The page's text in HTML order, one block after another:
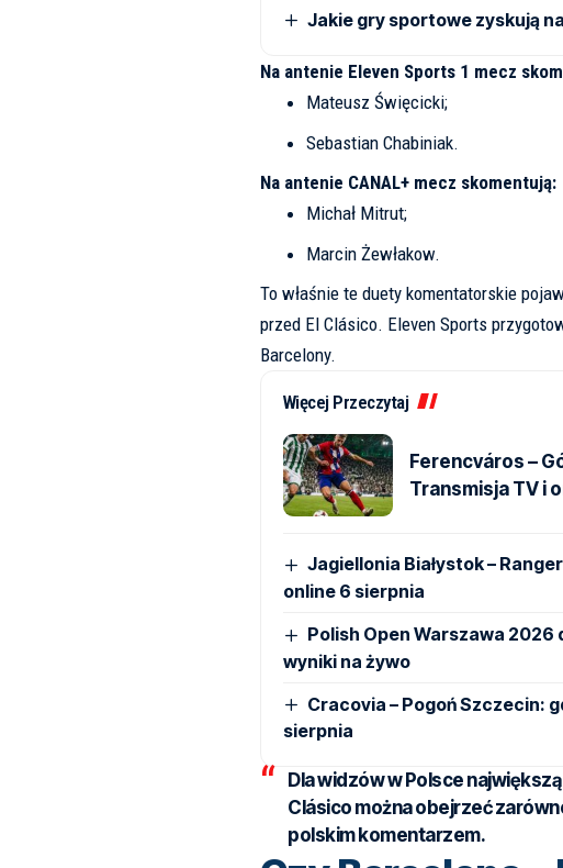
Jakie gry sportowe zyskują
Na antenie Eleven Sports 1 mecz
Mateusz Święcicki;
Sebastian Chabiniak.
Na antenie CANAL+ mecz skomentują:
Michał Mitrut;
Marcin Żewłakow.
To właśnie te duety komentatorskie
przed El Clásico. Eleven Sports
Barcelony.
Więcej Przeczytaj
Ferencváros –
Transmisja TV i
Jagiellonia Białystok –
online 6 sierpnia
Polish Open Warszawa 2026
wyniki na żywo
Cracovia – Pogoń Szczecin:
sierpnia
Dla widzów w Polsce
Clásico można obejrzeć
polskim komentarzem.